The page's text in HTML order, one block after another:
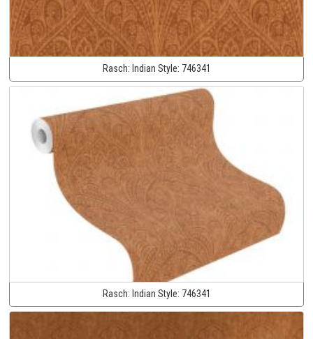
Rasch: Indian Style: 746341
Rasch: Indian Style: 746341